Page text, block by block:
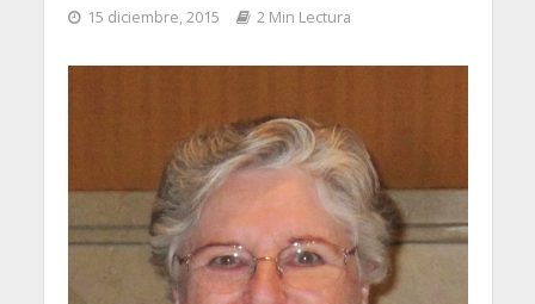
15 diciembre, 2015 2 Min Lectura